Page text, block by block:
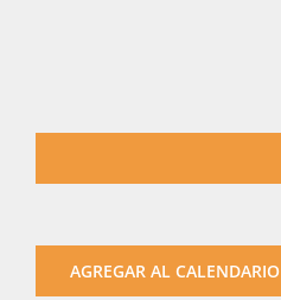
AGREGAR AL CALENDARIO